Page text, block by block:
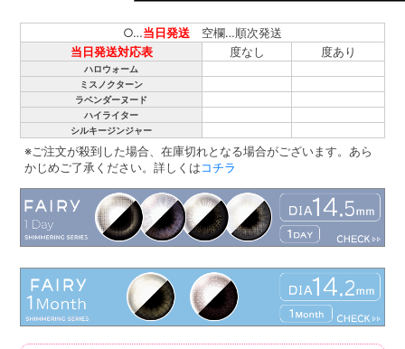
○…当日発送 空欄…順次発送
当日発送対応表
度なし 度あり
ハロウォーム
ミスノクターン
ラベンダーヌード
ハイライター
シルキージンジャー
※ご注文が殺到した場合、在庫切れとなる場合がございます。あら
かじめご了承ください。詳しくはコチラ